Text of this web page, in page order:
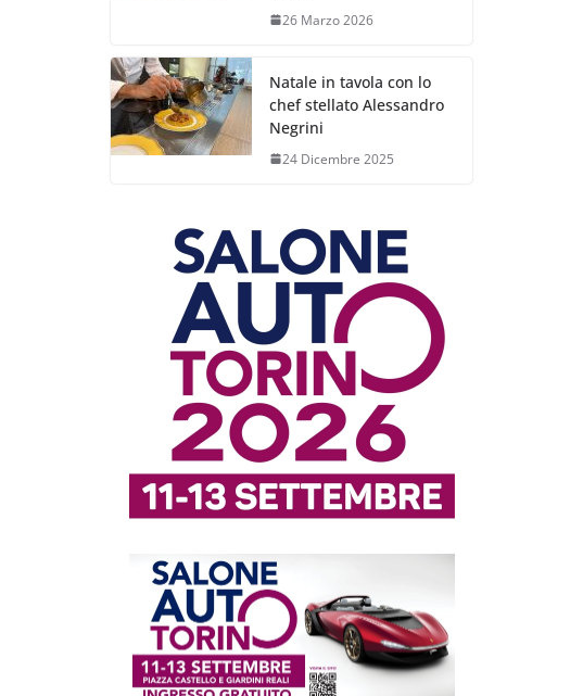
26 Marzo 2026
Natale in tavola con lo
chef stellato Alessandro
Negrini
24 Dicembre 2025